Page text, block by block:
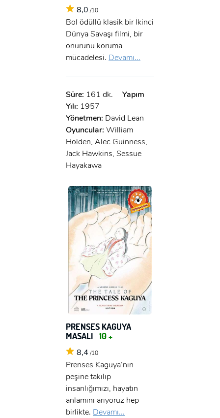
8,0 /10
Bol ödüllü klasik bir İkinci
Dünya Savaşı filmi, bir
onurunu koruma
mücadelesi. Devamı...
Süre: 161 dk.
Yapım
Yılı: 1957
Yönetmen: David Lean
Oyuncular: William
Holden, Alec Guinness,
Jack Hawkins, Sessue
Hayakawa
PRENSES KAGUYA
MASALI 10 +
8,4 /10
Prenses Kaguya’nın
peşine takılıp
insanlığımızı, hayatın
anlamını arıyoruz hep
birlikte. Devamı...